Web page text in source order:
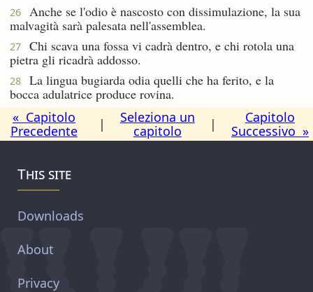
26
Anche se l'odio è nascosto con dissimulazione, la sua
malvagità sarà palesata nell'assemblea.
27
Chi scava una fossa vi cadrà dentro, e chi rotola una
pietra gli ricadrà addosso.
28
La lingua bugiarda odia quelli che ha ferito, e la
bocca adulatrice produce rovina.
« Capitolo
Precedente
|
Seleziona un
capitolo
|
Capitolo
Successivo »
This site
Downloads
About
Privacy